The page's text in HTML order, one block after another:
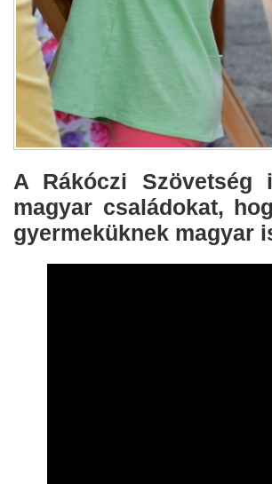
A Rákóczi
magyar családokat,
gyermeküknek magyar